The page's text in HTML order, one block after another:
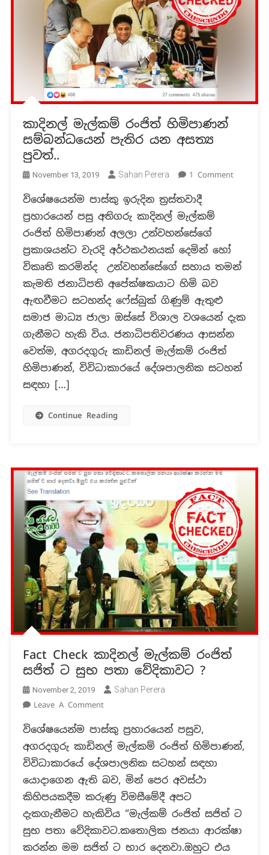
කාදිනල් මැල්කම් රංජිත් හිමිපාණන්
සම්බන්ධයෙන් පැතිර යන අසත්‍ය
පුවත්..
November 13, 2019 Sahan Perera 1 CommentOn
යන
විශේෂයෙන්ම පාස්කු ඉරුදින ත්‍රස්තවාදී
ප්‍රහාරයෙන් පසු අතිගරු කාදිනල් මැල්කම්
රංජිත් හිමිපාණන් අලලා උන්වහන්සේගේ
ප්‍රකාශයන්ට වැරදි අර්ථකථනයක් දෙමින් හෝ
විකෘති කරමින්ද උන්වහන්සේගේ සහාය තමන්
කැමති ජනාධිපති අපේක්ෂකයාට හිමි බව
ඇඟවීමට සටහන්ද ෆේස්බුක් ගිණුම් ඇතුළු
සමාජ මාධ්‍ය ජාලා ඔස්සේ විශාල වශයෙන් දැක
ගැනීමට හැකි විය. ජනාධිපතිවරණය ආසන්න
වෙත්ම, අගරදගුරු කාඩිනල් මැල්කම් රංජිත්
හිමිපාණන්, විවිධාකාරයේ දේශපාලනික සටහන්
සඳහා […]
Continue Reading
Fact Check කාදිනල් මැල්කම් රංජිත්
සජිත් ට සුභ පතා වේදිකාවට ?
November 2, 2019 Sahan Perera
Leave A CommentOn
Check
කාදිනල්
මැල්කම්
රංජිත්
සජිත්
ට
සුභ
පතා
වේදිකාවට
විශේෂයෙන්ම පාස්කු ප්‍රහාරයෙන් පසුව,
අගරදගුරු කාඩිනල් මැල්කම් රංජිත් හිමිපාණන්,
විවිධාකාරයේ දේශපාලනික සටහන් සඳහා
යොදාගෙන ඇති බව, මින් පෙර අවස්ථා
කිහිපයකදීම කරුණු විමසීමේදී අපට
දැකගැනීමට හැකිවිය “මැල්කම් රංජිත් සජිත් ට
සුභ පතා වේදිකාවට.කතොලික ජනයා ආරක්ෂා
කරන්න මම සජිත් ට භාර දෙනවා.ඔහුට එය